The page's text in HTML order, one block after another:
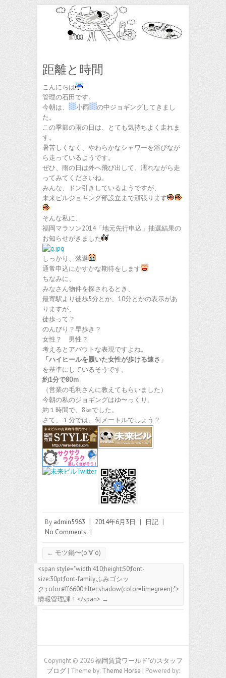
距離と時間
こんにちは
管理の石田です。
今朝は、
小雨
の中ジョギングしてきまし
た。
この季節の雨の日は、とても気持ちよく走れま
す。
暑苦しくなく、やわらかなシャワーを浴びなが
ら走っているようです。
ぜひ、雨の日は外へ飛び出して、濡れながら走
ってみてくださいね。
みんな、ドン引きしているようですが、
未来ビルジョギング部設立まで頑張ります
そんな私に、
福岡マラソン2014「地元先行申込」抽選結果の
お知らせがきました
しっかり、落選
通常申込にかすかな期待をします
ちなみに、
みなさん物件を探されるとき、
最寄駅より徒歩5分とか、10分とかの表示があ
りますが、
徒歩って？
のんびり？早歩き？
女性？ 男性？
考えるとアバウトな表現ですよね。
「ハイヒールを履いた女性が歩ける速さ 」
を基準にしているそうです。
約1分で80ｍ
（営業の毛利さんに教えてもらいました）
今朝の私のジョギングはゆ〜っくり、
約１時間で、8㎞でした。
さて、１分では、何メートルでしょう？
By admin5963 | 2014年6月3日 | 日記 |
No Comments |
← モツ鍋〜(о´∀`о)
<span style="width:410;height:50;font-
size:30pt;font-family:ふみゴシッ
ク;color:#ff6600;filter:shadow(color=limegreen);">
情報管理課！</span> →
Copyright © 2026福岡賃貸ワールド"のスタッフ
ブログ | Theme by: Theme Horse | Powered by: